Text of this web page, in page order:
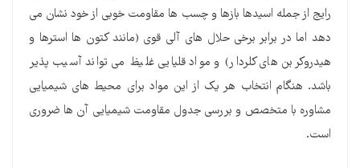
رایج از جمله اسیدها بازها و چسب ها مقاومت خوبی از خود نشان می
دهد اما در برابر برخی حلال های آلی قوی (مانند کتون ها استرها و
هیدروکربن های کلردار) و مواد قلیایی غلیظ می تواند آسیب پذیر
باشد. هنگام انتخاب هر یک از این مواد برای محیط های شیمیایی
مشاوره با متخصص و بررسی جدول مقاومت شیمیایی آن ها ضروری
است.